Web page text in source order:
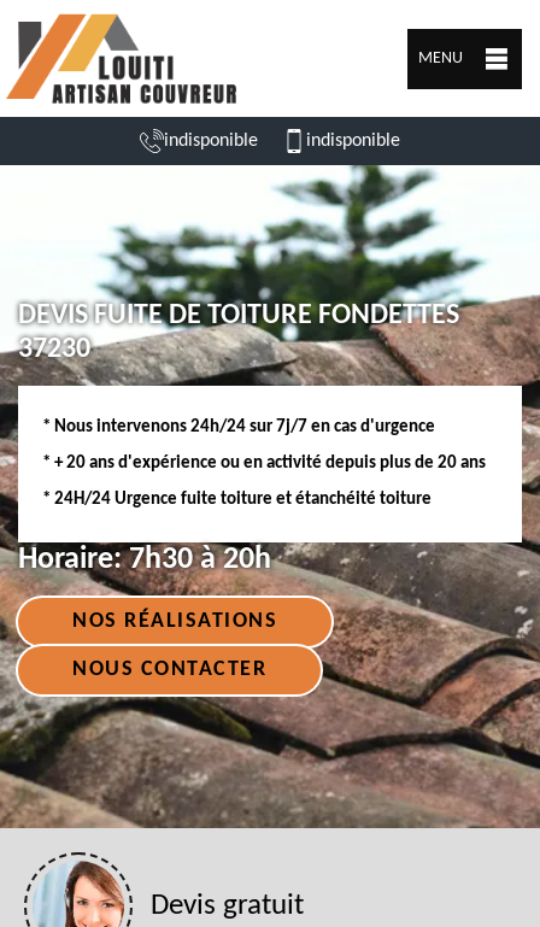
MENU
indisponible indisponible
DEVIS FUITE DE TOITURE FONDETTES
37230
* Nous intervenons 24h/24 sur 7j/7 en cas d'urgence
* + 20 ans d'expérience ou en activité depuis plus de 20 ans
* 24H/24 Urgence fuite toiture et étanchéité toiture
Horaire:7h30 à 20h
NOS RÉALISATIONS
NOUS CONTACTER
Devis gratuit